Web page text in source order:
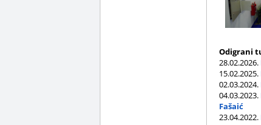
Odigrani
28.02.2026.
15.02.2025.
02.03.2024.
04.03.2023.
Fašaić
23.04.2022.